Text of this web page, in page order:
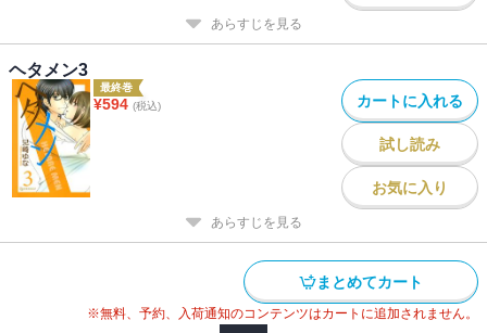
あらすじを見る
ヘタメン3
最終巻
¥594 (税込) カートに入れる
試し読み
お気に入り
あらすじを見る
まとめてカート
※無料、予約、入荷通知のコンテンツはカートに追加されません。